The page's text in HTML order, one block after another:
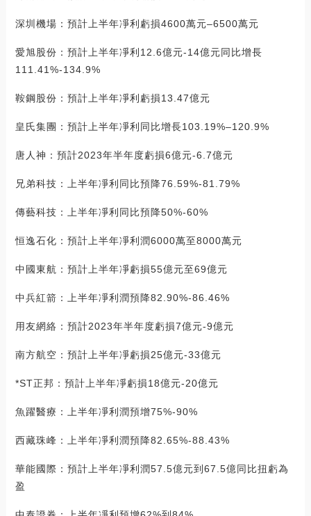
深圳機場：預計上半年凈利虧損4600萬元–6500萬元
愛旭股份：預計上半年凈利12.6億元-14億元同比增長
111.41%-134.9%
鞍鋼股份：預計上半年凈利虧損13.47億元
皇氏集團：預計上半年凈利同比增長103.19%–120.9%
唐人神：預計2023年半年度虧損6億元-6.7億元
兄弟科技：上半年凈利同比預降76.59%-81.79%
傳藝科技：上半年凈利同比預降50%-60%
恒逸石化：預計上半年凈利潤6000萬至8000萬元
中國東航：預計上半年凈虧損55億元至69億元
中兵紅箭：上半年凈利潤預降82.90%-86.46%
用友網絡：預計2023年半年度虧損7億元-9億元
南方航空：預計上半年凈虧損25億元-33億元
*ST正邦：預計上半年凈虧損18億元-20億元
魚躍醫療：上半年凈利潤預增75%-90%
西藏珠峰：上半年凈利潤預降82.65%-88.43%
華能國際：預計上半年凈利潤57.5億元到67.5億同比扭虧為
盈